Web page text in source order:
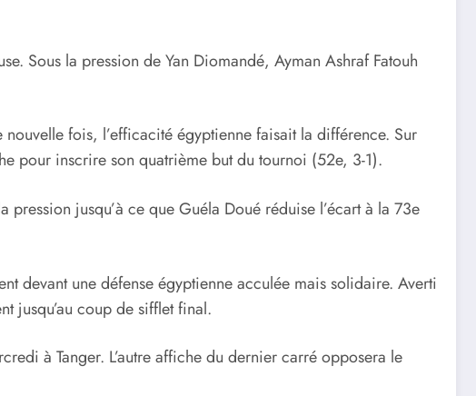
Sous la pression de Yan Diomandé, Ayman Ashraf Fatouh
fois, l’efficacité égyptienne faisait la différence. Sur
pour inscrire son quatrième but du tournoi (52e, 3-1).
pression jusqu’à ce que Guéla Doué réduise l’écart à la 73e
devant une défense égyptienne acculée mais solidaire. Averti
jusqu’au coup de sifflet final.
à Tanger. L’autre affiche du dernier carré opposera le